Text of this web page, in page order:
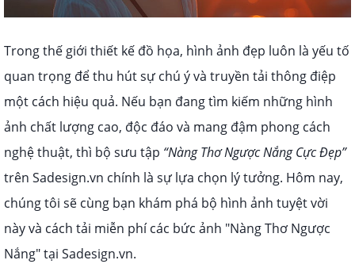
Trong thế giới thiết kế đồ họa, hình ảnh đẹp luôn là yếu tố
quan trọng để thu hút sự chú ý và truyền tải thông điệp
một cách hiệu quả. Nếu bạn đang tìm kiếm những hình
ảnh chất lượng cao, độc đáo và mang đậm phong cách
nghệ thuật, thì bộ sưu tập “Nàng Thơ Ngược Nắng Cực Đẹp”
trên Sadesign.vn chính là sự lựa chọn lý tưởng. Hôm nay,
chúng tôi sẽ cùng bạn khám phá bộ hình ảnh tuyệt vời
này và cách tải miễn phí các bức ảnh "Nàng Thơ Ngược
Nắng" tại Sadesign.vn.